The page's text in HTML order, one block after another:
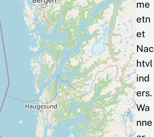
me
etn
et
Nac
htvl
ind
ers.
Wa
nne